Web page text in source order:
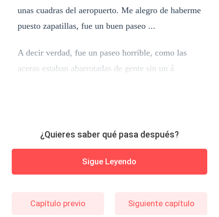
unas cuadras del aeropuerto. Me alegro de haberme
puesto zapatillas, fue un buen paseo ...
A decir verdad, fue un paseo horrible, como las
aceras estaban abarrotadas de gente sin un á
¿Quieres saber qué pasa después?
Sigue Leyendo
Capítulo previo Siguiente capítulo